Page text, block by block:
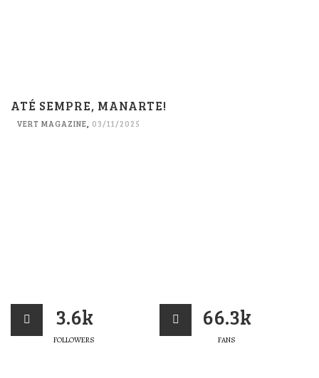
ATÉ SEMPRE, MANARTE!
VERT MAGAZINE, 03/11/2025
3.6k
FOLLOWERS
66.3k
FANS